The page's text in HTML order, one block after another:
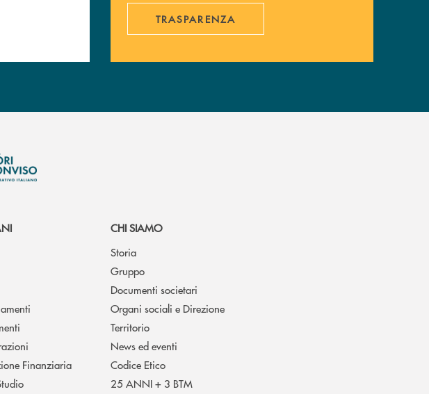
TRASPARENZA
Finanziaria
CHI SIAMO
Storia
Gruppo
Documenti societari
Organi sociali e Direzione
Territorio
News ed eventi
Codice Etico
25 ANNI + 3 BTM